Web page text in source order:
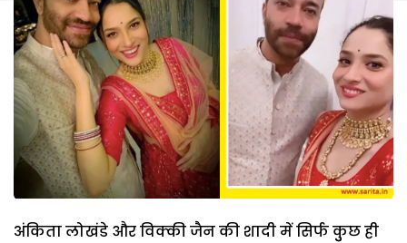
अंकिता लोखंडे और विक्की जैन की शादी में सिर्फ कुुछ ही